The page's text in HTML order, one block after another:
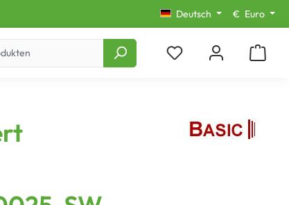
Deutsch € Euro